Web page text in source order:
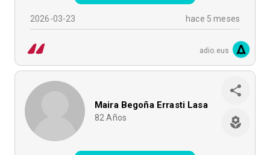
2026-03-23 hace 5 meses
adio.eus
Maira Begoña Errasti Lasa
82 Años